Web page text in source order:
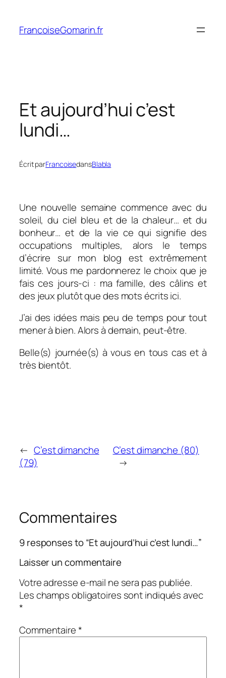
contenu
FrancoiseGomarin.fr
Et aujourd’hui c’est
lundi…
Écrit parFrancoisedansBlabla
Une nouvelle semaine commence avec du
soleil, du ciel bleu et de la chaleur… et du
bonheur… et de la vie ce qui signifie des
occupations multiples, alors le temps
d’écrire sur mon blog est extrêmement
limité. Vous me pardonnerez le choix que je
fais ces jours-ci : ma famille, des câlins et
des jeux plutôt que des mots écrits ici.
J’ai des idées mais peu de temps pour tout
mener à bien. Alors à demain, peut-être.
Belle(s) journée(s) à vous en tous cas et à
très bientôt.
← C’est dimanche
(79)
C’est dimanche (80)
→
Commentaires
9 responses to “Et aujourd’hui c’est lundi…”
Laisser un commentaire
Votre adresse e-mail ne sera pas publiée.
Les champs obligatoires sont indiqués avec
*
Commentaire*